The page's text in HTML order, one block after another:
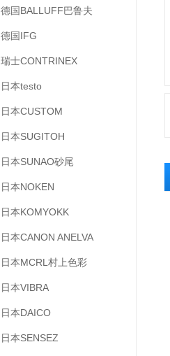
德国BALLUFF巴鲁夫
德国IFG
瑞士CONTRINEX
日本testo
日本CUSTOM
日本SUGITOH
日本SUNAO砂尾
日本NOKEN
日本KOMYOKK
日本CANON ANELVA
日本MCRL村上色彩
日本VIBRA
日本DAICO
日本SENSEZ